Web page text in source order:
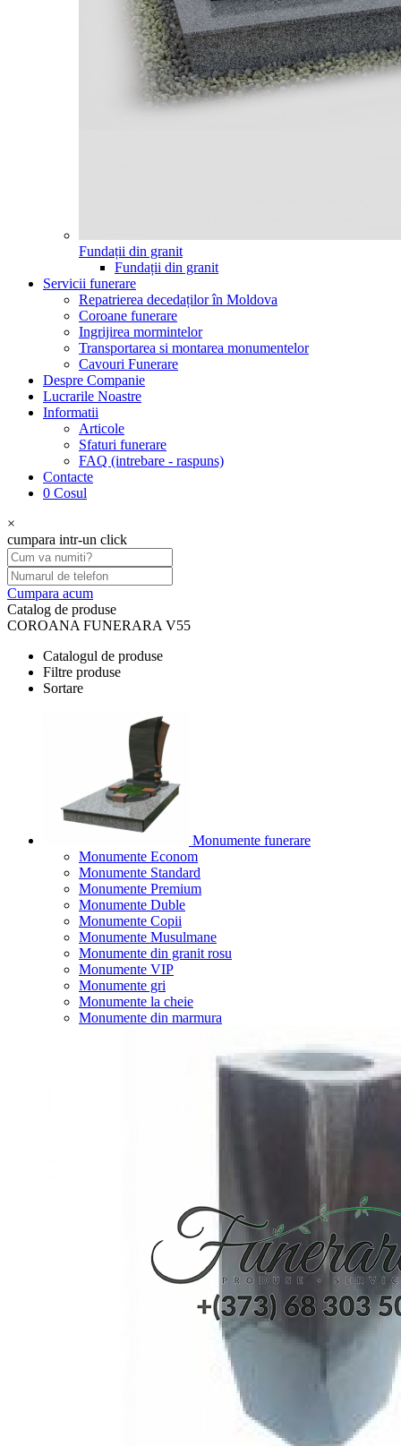
Fundații din granit
Fundații din granit
Servicii funerare
Repatrierea decedaților în Moldova
Coroane funerare
Ingrijirea mormintelor
Transportarea si montarea monumentelor
Cavouri Funerare
Despre Companie
Lucrarile Noastre
Informatii
Articole
Sfaturi funerare
FAQ (intrebare - raspuns)
Contacte
0 Cosul
×
cumpara intr-un click
Cumpara acum
Catalog de produse
COROANA FUNERARA V55
Catalogul de produse
Filtre produse
Sortare
Monumente funerare
Monumente Econom
Monumente Standard
Monumente Premium
Monumente Duble
Monumente Copii
Monumente Musulmane
Monumente din granit rosu
Monumente VIP
Monumente gri
Monumente la cheie
Monumente din marmura